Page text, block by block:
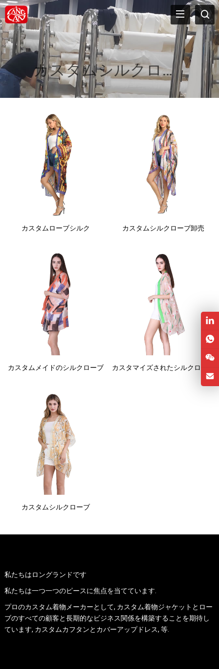
カスタムシルクローブ
カスタムローブシルク カスタムシルクローブ卸売
カスタムメイドのシルクローブ カスタマイズされたシルクローブ
カスタムシルクローブ
私たちはロングランドです
私たちは一つ一つのピースに焦点を当てています.
プロのカスタム着物メーカーとして, カスタム着物ジャケットとロー
ブのすべての顧客と長期的なビジネス関係を構築することを期待し
ています, カスタムカフタンとカバーアップドレス, 等.